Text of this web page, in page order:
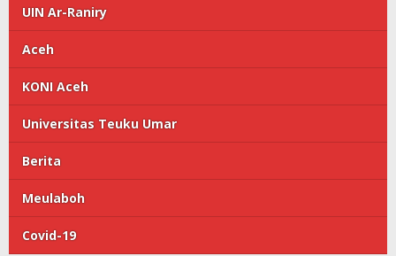
UIN Ar-Raniry
Aceh
KONI Aceh
Universitas Teuku Umar
Berita
Meulaboh
Covid-19